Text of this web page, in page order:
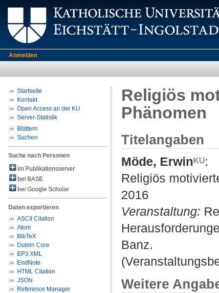
Anmelden
Startseite
Kontakt
Open Access an der KU
Server-Statistik
Blättern
Suchen
Suche nach Personen
im Publikationsserver
bei BASE
bei Google Scholar
Daten exportieren
ASCII Citation
Atom
BibTeX
Dublin Core
EP3 XML
EndNote
HTML Citation
JSON
Reference Manager
Religiös
Phänomen
Titelangaben
Möde, Erwin
:
Religiös
2016
Veranstaltung:
Banz.
Weitere